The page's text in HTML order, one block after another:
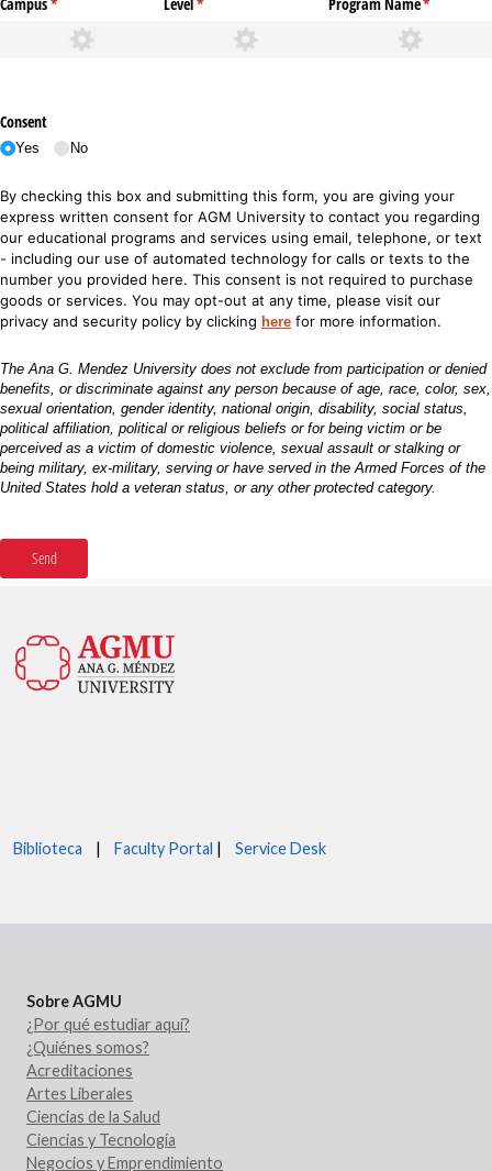
Biblioteca | Faculty Portal | Service Desk
Sobre AGMU
¿Por qué estudiar aquí?
¿Quiénes somos?
Acreditaciones
Artes Liberales
Ciencias de la Salud
Ciencias y Tecnología
Negocios y Emprendimiento